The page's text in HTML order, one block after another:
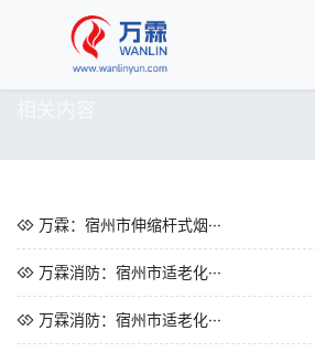
万霖：宿州市伸缩杆式烟···
万霖消防：宿州市适老化···
万霖消防：宿州市适老化···